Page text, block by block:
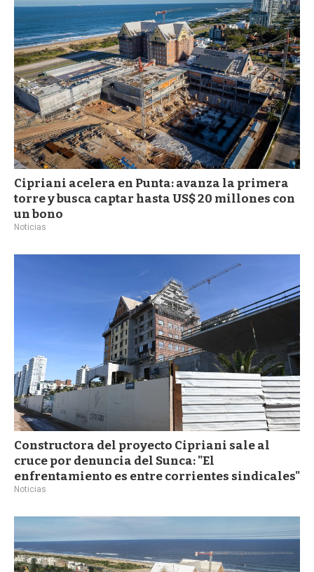
a
Cipriani acelera en Punta: avanza la primera
torre y busca captar hasta US$ 20 millones con
un bono
Noticias
Constructora del proyecto Cipriani sale al
cruce por denuncia del Sunca: "El
enfrentamiento es entre corrientes sindicales"
Noticias